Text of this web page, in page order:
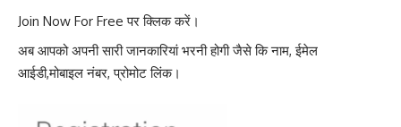
Join Now For Free पर क्लिक करें।
अब आपको अपनी सारी जानकारियां भरनी होगी जैसे कि नाम, ईमेल
आईडी,मोबाइल नंबर, प्रोमोट लिंक।